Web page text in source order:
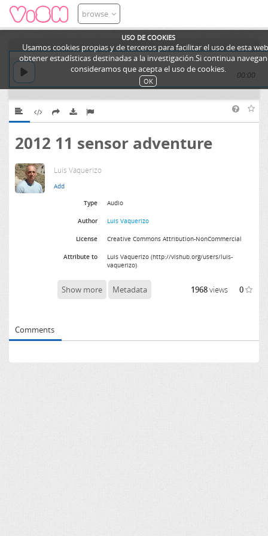
USO DE COOKIES
Usamos cookies propias y de terceros para facilitar el uso de esta
obtener estadísticas destinadas a la investigación.Si continua
consideramos que acepta el uso de cookies.
OK
browse
00:00
2012 11 sensor adventure
Luis Vaquerizo
Type Audio
Author Luis Vaquerizo
License Creative Commons Attribution-NonCommercial
Attribute to
Luis Vaquerizo (http://vishub.org/users/luis-
vaquerizo)
Show more Metadata 1968views 0
Comments